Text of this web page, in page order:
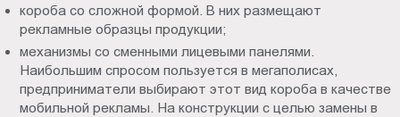
короба со сложной формой. В них размещают
рекламные образцы продукции;
механизмы со сменными лицевыми панелями.
Наибольшим спросом пользуется в мегаполисах,
предприниматели выбирают этот вид короба в качестве
мобильной рекламы. На конструкции с целью замены в